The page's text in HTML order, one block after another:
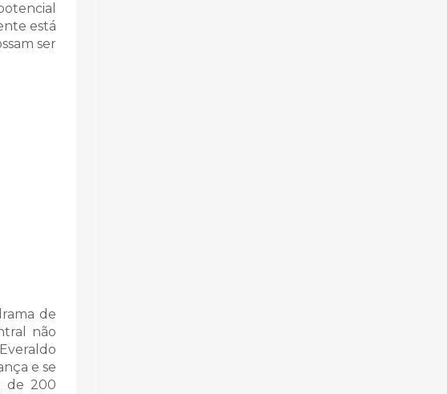
está
ser
de
não
e se
de 200